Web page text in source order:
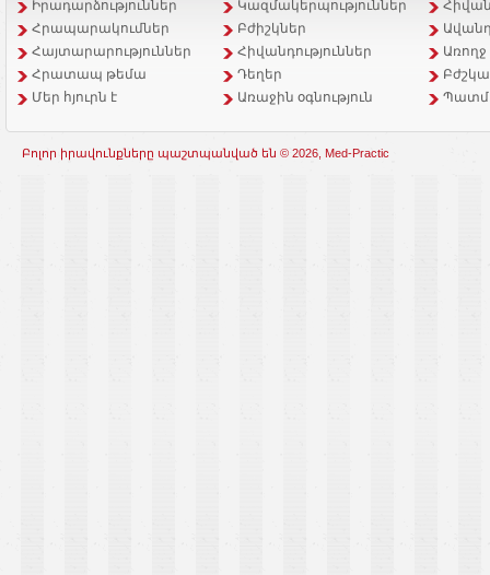
Իրադարձություններ Կազմակերպություններ
Հրապարակումներ
Բժիշկներ
Հայտարարություններ
Հիվանդություններ
Հրատապ թեմա
Դեղեր
Մեր հյուրն է
Առաջին օգնություն
Բոլոր իրավունքները պաշտպանված են © 2026, Med-Practic